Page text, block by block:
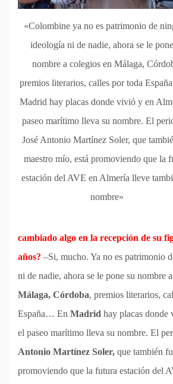
«Colombine ya no es patrimonio de
ideología ni de nadie, ahora se le
nombre a colegios en Málaga,
premios literarios, calles por toda
Madrid hay placas donde vivió y en
paseo marítimo lleva su nombre. El
José Antonio Martínez Soler, que
maestro mío, está promoviendo que la
estación del AVE en Almería lleve
nombre»
cambiado algo en la recepción de su
años? –Si, mucho. Ya no es patrimonio
ni de nadie, ahora se le pone su nombre
Málaga, Córdoba, premios literarios,
España… En Madrid hay placas donde
el paseo marítimo lleva su nombre. El
Antonio Martínez Soler, que también
promoviendo que la futura estación del